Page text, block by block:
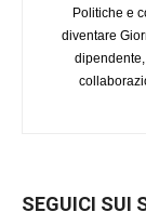
Politiche e
diventare
SEGUICI SUI